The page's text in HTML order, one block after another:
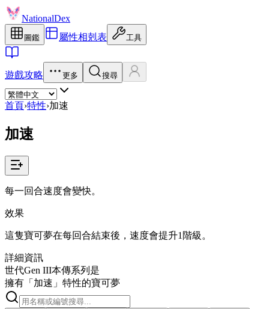
NationalDex
圖鑑 屬性相剋表 工具
遊戲攻略 更多 搜尋
首頁›特性›加速
加速
每一回合速度會變快。
效果
這隻寶可夢在每回合結束後，速度會提升1階級。
詳細資訊
世代Gen III本傳系列 是
擁有「加速」特性的寶可夢